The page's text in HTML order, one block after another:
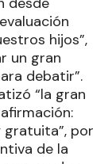
hijos”,
un gran
debatir”.
“la gran
gratuita”, por
de la